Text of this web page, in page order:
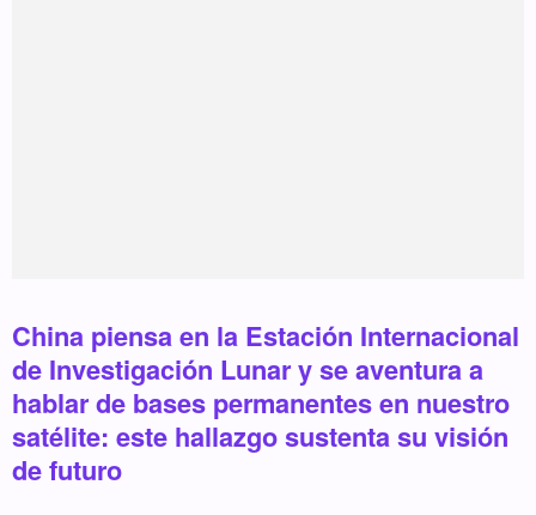
China piensa en la Estación Internacional
de Investigación Lunar y se aventura a
hablar de bases permanentes en nuestro
satélite: este hallazgo sustenta su visión
de futuro